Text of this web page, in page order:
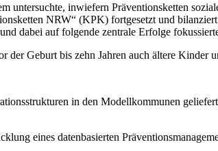
inwiefern Präventionsketten
NRW“ (KPK) fortgesetzt und
dabei auf folgende zentrale Erfolge
Geburt bis zehn Jahren auch ältere Kinder
in den Modellkommunen
eines datenbasierten